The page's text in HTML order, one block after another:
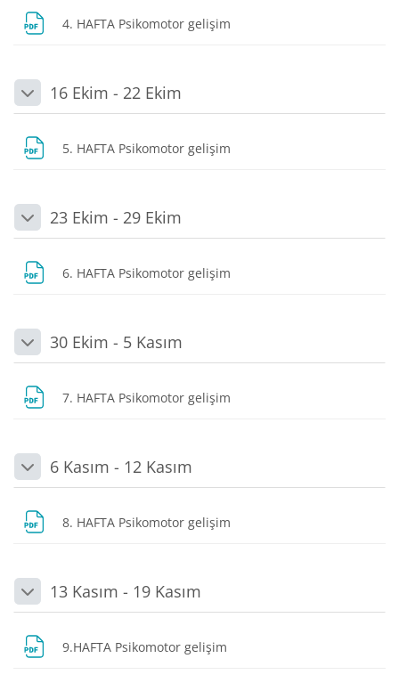
4. HAFTA Psikomotor gelişim
Daralt16 Ekim - 22 Ekim
5. HAFTA Psikomotor gelişim
Daralt23 Ekim - 29 Ekim
6. HAFTA Psikomotor gelişim
Daralt30 Ekim - 5 Kasım
7. HAFTA Psikomotor gelişim
Daralt6 Kasım - 12 Kasım
8. HAFTA Psikomotor gelişim
Daralt13 Kasım - 19 Kasım
9.HAFTA Psikomotor gelişim